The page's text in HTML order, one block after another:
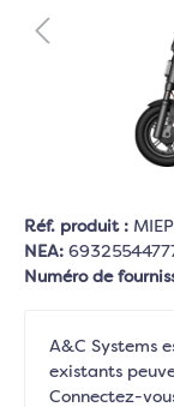
Réf. produit :
NEA:
Numéro de
A&C Systems
existants
Connectez-